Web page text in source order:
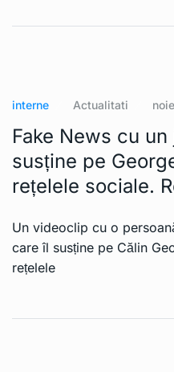
interne Actualitati
Fake News cu
susține pe
rețelele sociale.
Un videoclip cu o
care îl susține pe Călin
rețelele